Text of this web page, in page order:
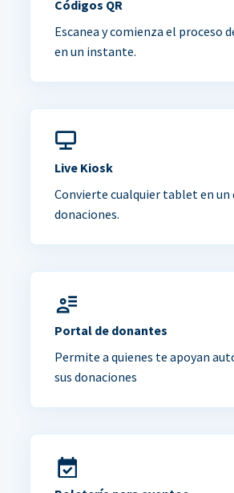
Códigos QR
Escanea y comienza el proceso
en un instante.
Live Kiosk
Convierte cualquier tablet en un
donaciones.
Portal de donantes
Permite a quienes te apoyan
sus donaciones